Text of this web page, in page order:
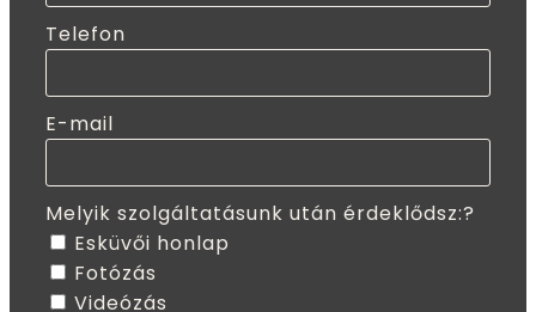
Telefon
E-mail
Melyik szolgáltatásunk után érdeklődsz:?
Esküvői honlap
Fotózás
Videózás